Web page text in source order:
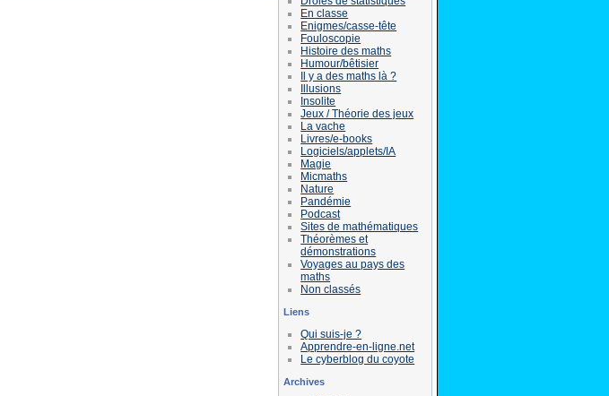
En classe
Enigmes/casse-tête
Fouloscopie
Histoire des maths
Humour/bêtisier
Il y a des maths là ?
Illusions
Insolite
Jeux / Théorie des jeux
La vache
Livres/e-books
Logiciels/applets/IA
Magie
Micmaths
Nature
Pandémie
Podcast
Sites de mathématiques
Théorèmes et
démonstrations
Voyages au pays des
maths
Non classés
Liens
Qui suis-je ?
Apprendre-en-ligne.net
Le cyberblog du coyote
Archives